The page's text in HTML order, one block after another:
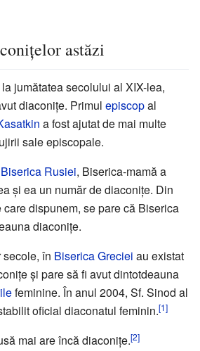
astăzi
jumătatea secolului al XIX-lea,
diaconițe. Primul episcopal
a fost ajutat de mai multe
sale episcopale.
Biserica Rusiei, Biserica-mamă a
și ea un număr de diaconițe. Din
dispunem, se pare că Biserica
diaconițe.
în Biserica Greciei au existat
și pare să fi avut dintotdeauna
feminine. În anul 2004, Sf. Sinod al
oficial diaconatul feminin.[1]
mai are încă diaconițe.[2]